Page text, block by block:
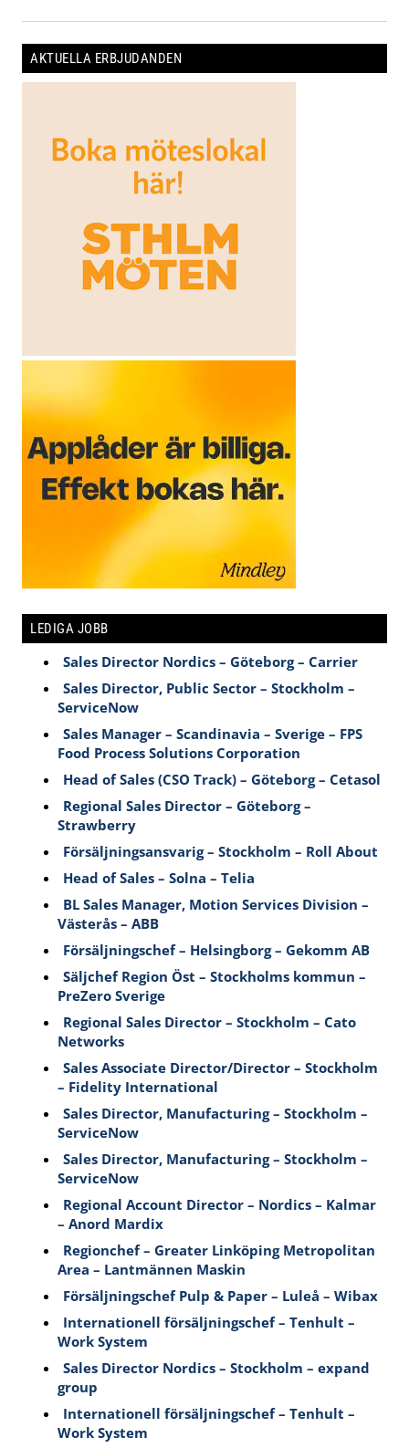
AKTUELLA ERBJUDANDEN
LEDIGA JOBB
Sales Director Nordics – Göteborg – Carrier
Sales Director, Public Sector – Stockholm –
ServiceNow
Sales Manager – Scandinavia – Sverige – FPS
Food Process Solutions Corporation
Head of Sales (CSO Track) – Göteborg – Cetasol
Regional Sales Director – Göteborg –
Strawberry
Försäljningsansvarig – Stockholm – Roll About
Head of Sales – Solna – Telia
BL Sales Manager, Motion Services Division –
Västerås – ABB
Försäljningschef – Helsingborg – Gekomm AB
Säljchef Region Öst – Stockholms kommun –
PreZero Sverige
Regional Sales Director – Stockholm – Cato
Networks
Sales Associate Director/Director – Stockholm
– Fidelity International
Sales Director, Manufacturing – Stockholm –
ServiceNow
Sales Director, Manufacturing – Stockholm –
ServiceNow
Regional Account Director – Nordics – Kalmar
– Anord Mardix
Regionchef – Greater Linköping Metropolitan
Area – Lantmännen Maskin
Försäljningschef Pulp & Paper – Luleå – Wibax
Internationell försäljningschef – Tenhult –
Work System
Sales Director Nordics – Stockholm – expand
group
Internationell försäljningschef – Tenhult –
Work System